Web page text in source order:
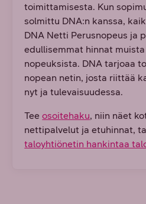
toimittamisesta. Kun
solmittu DNA:n kanssa,
DNA Netti Perusnopeus ja
edullisemmat hinnat
nopeuksista. DNA tarjoaa
nopean netin, josta riittää
nyt ja tulevaisuudessa.
Teeosoitehaku, niin näet
nettipalvelut ja etuhinnat,
taloyhtiönetin hankintaa